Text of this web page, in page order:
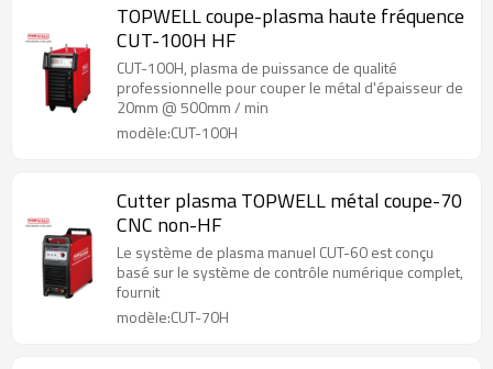
TOPWELL coupe-plasma haute fréquence
CUT-100H HF
CUT-100H, plasma de puissance de qualité
professionnelle pour couper le métal d'épaisseur de
20mm @ 500mm / min
modèle:CUT-100H
Cutter plasma TOPWELL métal coupe-70
CNC non-HF
Le système de plasma manuel CUT-60 est conçu
basé sur le système de contrôle numérique complet,
fournit
modèle:CUT-70H